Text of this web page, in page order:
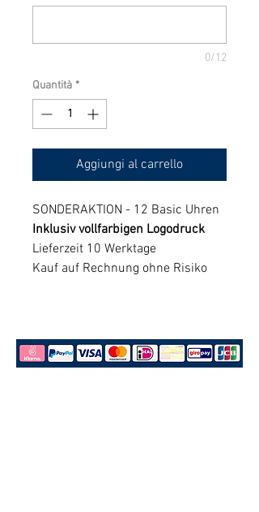
0/12
Quantità *
Aggiungi al carrello
SONDERAKTION - 12 Basic Uhren
Inklusiv vollfarbigen Logodruck
Lieferzeit 10 Werktage
Kauf auf Rechnung ohne Risiko